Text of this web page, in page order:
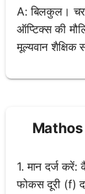
A: बिलकुल।
ऑप्टिक्स की
मूल्यवान शैक्षिक
Mathos
1. मान दर्ज
फोकस दूरी (f)